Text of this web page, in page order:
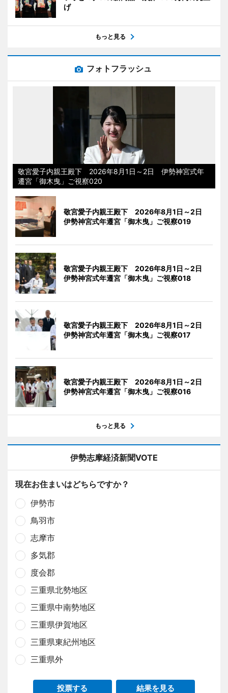
げ
もっと見る
フォトフラッシュ
敬宮愛子内親王殿下 2026年8月1日～2日 伊勢神宮式年
遷宮「御木曳」ご視察020
敬宮愛子内親王殿下 2026年8月1日～2日
伊勢神宮式年遷宮「御木曳」ご視察019
敬宮愛子内親王殿下 2026年8月1日～2日
伊勢神宮式年遷宮「御木曳」ご視察018
敬宮愛子内親王殿下 2026年8月1日～2日
伊勢神宮式年遷宮「御木曳」ご視察017
敬宮愛子内親王殿下 2026年8月1日～2日
伊勢神宮式年遷宮「御木曳」ご視察016
もっと見る
伊勢志摩経済新聞VOTE
現在お住まいはどちらですか？
伊勢市
鳥羽市
志摩市
多気郡
度会郡
三重県北勢地区
三重県中南勢地区
三重県伊賀地区
三重県東紀州地区
三重県外
投票する 結果を見る